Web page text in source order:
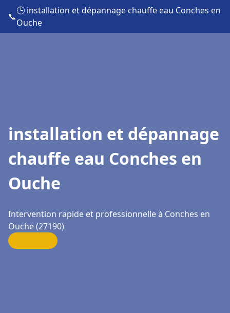
📞
🕒 installation et dépannage chauffe eau Conches en
Ouche
installation et dépannage
chauffe eau Conches en
Ouche
Intervention rapide et professionnelle à Conches en
Ouche (27190)